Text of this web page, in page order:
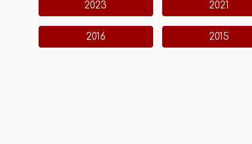
2023 2021
2016 2015